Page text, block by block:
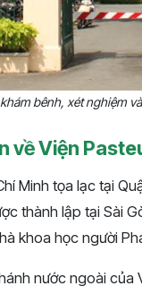
bênh, xét nghiệm
về Viện
Minh tọa lạc tại
thành lập tại Sài
khoa học người
nước ngoài của